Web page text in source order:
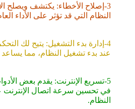
3-إصلاح الأخطاء: يكتشف ويصلح
النظام التي قد تؤثر على الأداء
4-إدارة بدء التشغيل: يتيح لك
عند بدء تشغيل النظام، مما
5-تسريع الإنترنت: يقدم بعض
في تحسين سرعة اتصال
النظام.